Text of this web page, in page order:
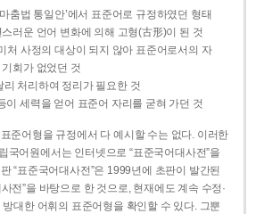
춤법 통일안’에서 표준어로 규정하였던 형태
러운 언어 변화에 의해 고형(古形)이 된 것
처 사정의 대상이 되지 않아 표준어로서의 자
회가 없었던 것
리 처리하여 정리가 필요한 것
이 세력을 얻어 표준어 자리를 굳혀 가던 것
준어형을 규정에서 다 예시할 수는 없다. 이러한
국어원에서는 인터넷으로 “표준국어대사전”을
“표준국어대사전”은 1999년에 초판이 발간된
전”을 바탕으로 한 것으로, 현재에도 계속 수정·
대한 어휘의 표준어형을 확인할 수 있다. 그뿐